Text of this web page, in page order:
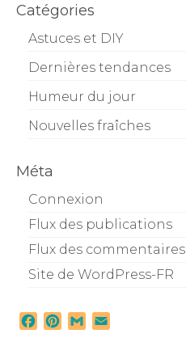
Catégories
Astuces et DIY
Dernières tendances
Humeur du jour
Nouvelles fraîches
Méta
Connexion
Flux des publications
Flux des commentaires
Site de WordPress-FR
Facebook
Pinterest
Gmail